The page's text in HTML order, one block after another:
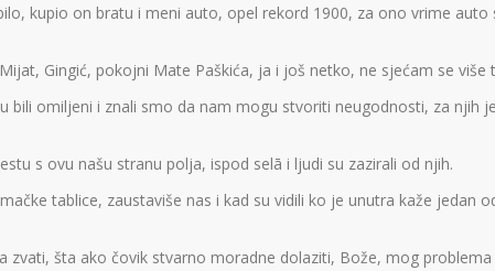
kupio on bratu i meni auto, opel rekord 1900, za ono vrime
Gingić, pokojni Mate Paškića, ja i još netko, ne sjećam se
bili omiljeni i znali smo da nam mogu stvoriti neugodnosti, za njih
s ovu našu stranu polja, ispod selā i ljudi su zazirali od njih.
tablice, zaustaviše nas i kad su vidili ko je unutra kaže jedan
zvati, šta ako čovik stvarno moradne dolaziti, Bože, mog